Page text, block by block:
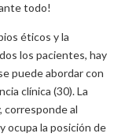
todo!
éticos y la
los pacientes, hay
puede abordar con
clínica (30). La
corresponde al
ocupa la posición de